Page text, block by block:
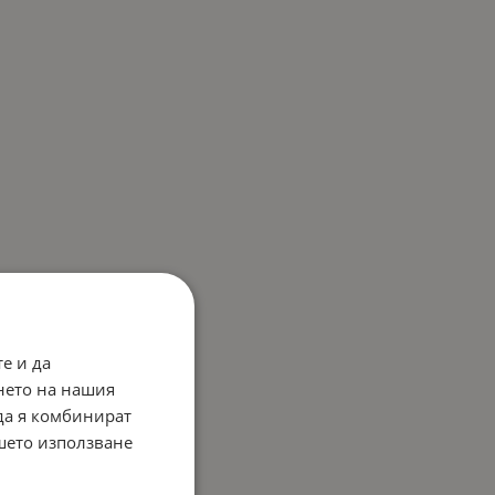
и да
на нашия
я комбинират
използване